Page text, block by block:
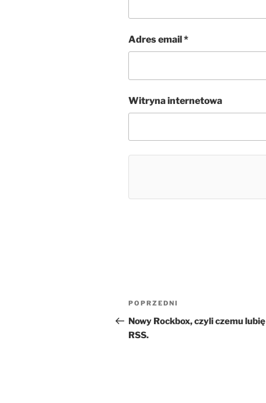
Adres email *
Witryna internetowa
Nawigacja
wpisu
Poprzedni
wpis
POPRZEDNI
Nowy Rockbox, czyli czemu lubię
RSS.